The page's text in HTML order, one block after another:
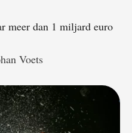
meer dan 1 miljard euro
Voets